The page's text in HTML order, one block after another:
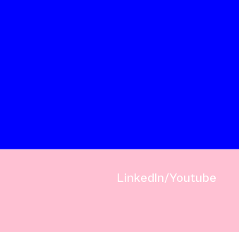
LinkedIn/Youtube